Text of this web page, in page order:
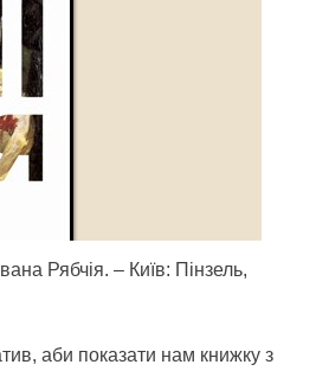
Рябчія. – Київ: Пінзель,
аби показати нам книжку з